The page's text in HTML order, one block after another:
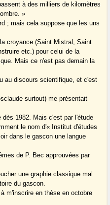
à des milliers de kilomètres
»
; mais cela suppose que les uns
croyance (Saint Mistral, Saint
etc.) pour celui de la
Mais ce n'est pas demain la
au discours scientifique, et c'est
surtout) me présentait
dès 1982. Mais c'est par l'étude
le nom d'« Institut d'études
dans le gascon une langue
de P. Bec approuvées par
une graphie classique mal
du gascon.
m'inscrire en thèse en octobre